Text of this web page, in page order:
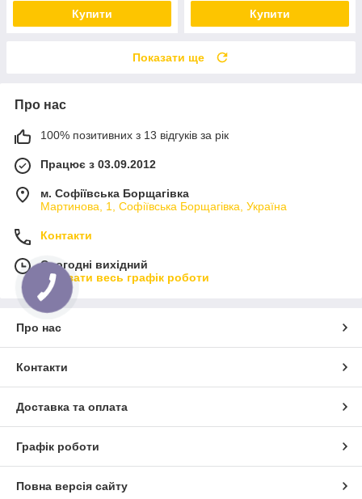
Купити Купити
Показати ще
Про нас
100% позитивних з 13 відгуків за рік
Працює з 03.09.2012
м. Софіївська Борщагівка
Мартинова, 1, Софіївська Борщагівка, Україна
Контакти
Сьогодні вихідний
Показати весь графік роботи
Про нас
Контакти
Доставка та оплата
Графік роботи
Повна версія сайту